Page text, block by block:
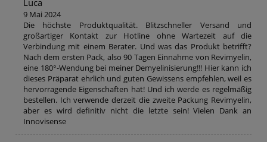
9 Mai 2024
Die höchste Produktqualität. Blitzschneller Versand und
großartiger Kontakt zur Hotline ohne Wartezeit auf die
Verbindung mit einem Berater. Und was das Produkt betrifft?
Nach dem ersten Pack, also 90 Tagen Einnahme von Revimyelin,
eine 180°-Wendung bei meiner Demyelinisierung!!! Hier kann ich
dieses Präparat ehrlich und guten Gewissens empfehlen, weil es
hervorragende Eigenschaften hat! Und ich werde es regelmäßig
bestellen. Ich verwende derzeit die zweite Packung Revimyelin,
aber es wird definitiv nicht die letzte sein! Vielen Dank an
Innovisense